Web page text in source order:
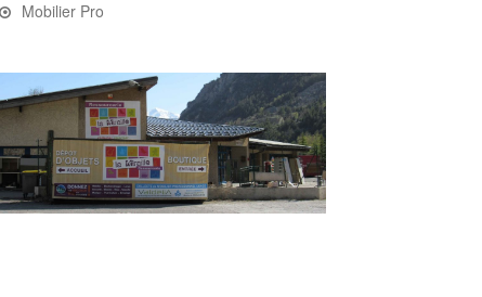
Mobilier Pro